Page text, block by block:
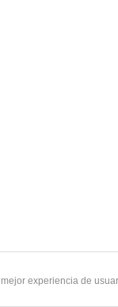
experiencia de